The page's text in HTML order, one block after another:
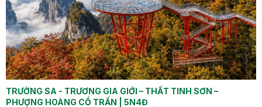
TRƯỜNG SA - TRƯƠNG GIA GIỚI – THẤT TINH SƠN –
PHƯỢNG HOÀNG CỔ TRẤN | 5N4Đ